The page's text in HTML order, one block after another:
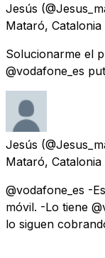
Jesús
Mataró, Catalonia
Solucionarme el
@vodafone_es
Jesús
Mataró, Catalonia
@vodafone_es -
móvil. -Lo tiene
lo siguen